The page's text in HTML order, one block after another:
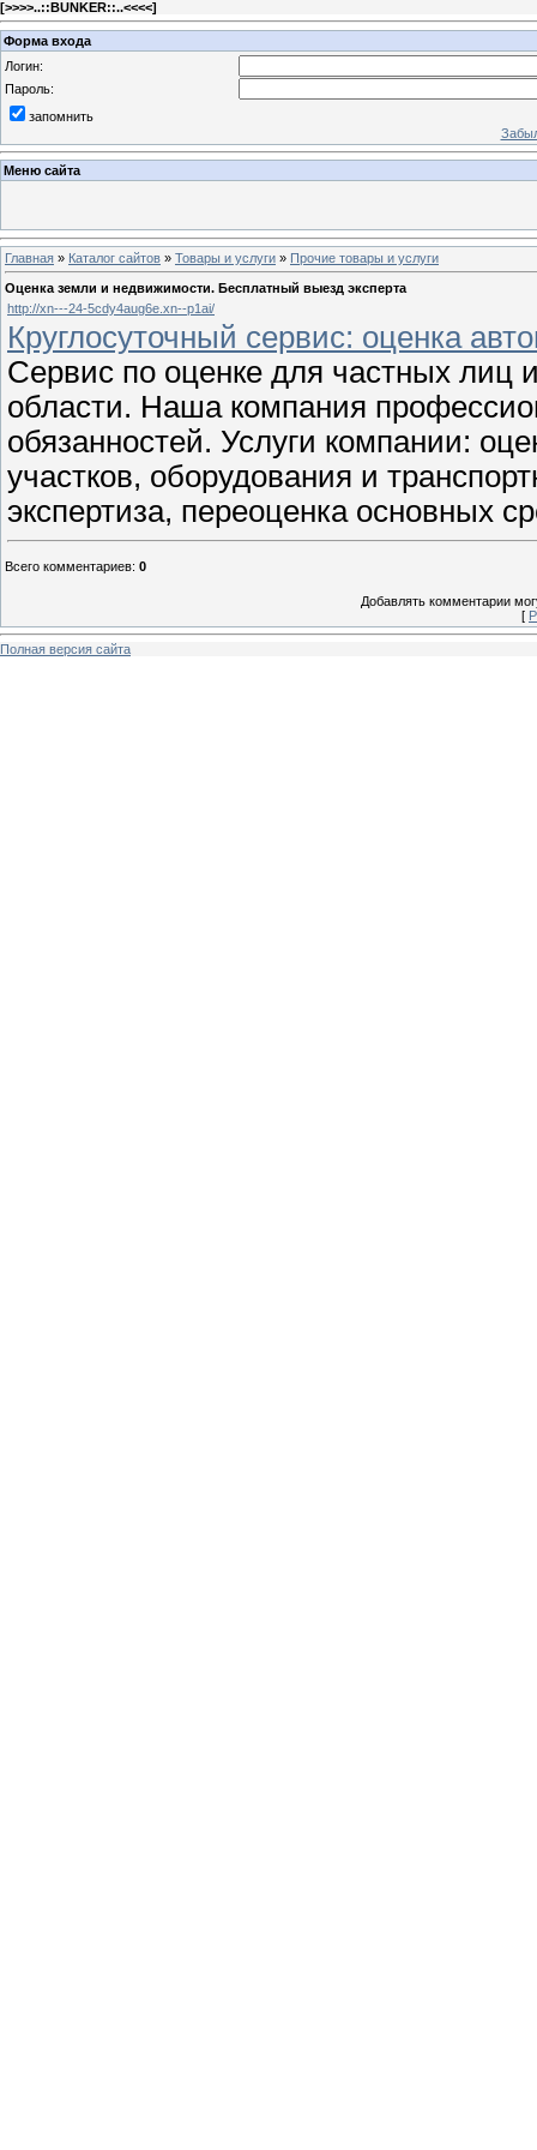
[>>>>..::BUNKER::..<<<<]
Форма входа
Логин:
Пароль:
запомнить
Меню сайта
Главная » Каталог сайтов » Товары и услуги » Прочие товары и услуги
Оценка земли и недвижимости. Бесплатный выезд эксперта
http://xn---24-5cdy4aug6e.xn--p1ai/
Круглосуточный сервис: оценка
Сервис по оценке для частных лиц
области. Наша компания
обязанностей. Услуги компании:
участков, оборудования и
экспертиза, переоценка основных
Всего комментариев: 0
Добавлять комментарии
[
Полная версия сайта